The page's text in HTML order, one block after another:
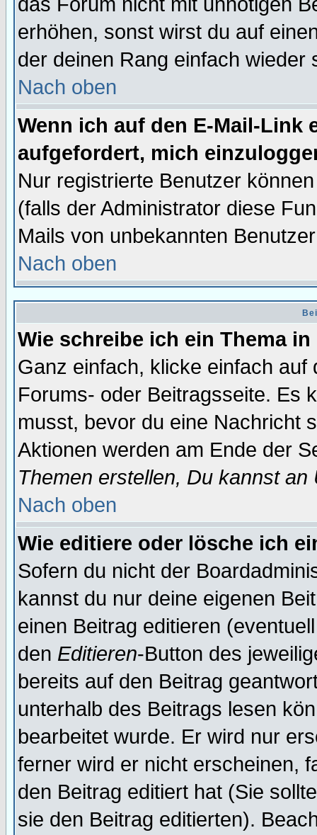
erhöhen, sonst wirst du auf
der deinen Rang einfach wieder
Nach oben
Wenn ich auf den E-Mail-Link
aufgefordert, mich
Nur registrierte Benutzer
(falls der Administrator diese
Mails von unbekannten
Nach oben
Wie schreibe ich ein Thema
Ganz einfach, klicke einfach
Forums- oder Beitragsseite. Es
musst, bevor du eine Nachricht
Aktionen werden am Ende der
Themen erstellen, Du kannst
Nach oben
Wie editiere oder lösche ich
Sofern du nicht der
kannst du nur deine eigenen
einen Beitrag editieren
den Editieren-Button des
bereits auf den Beitrag
unterhalb des Beitrags lesen
bearbeitet wurde. Er wird nur
ferner wird er nicht erscheinen,
den Beitrag editiert hat (Sie
sie den Beitrag editierten).